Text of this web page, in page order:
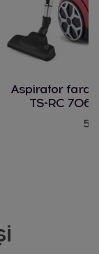
Aspirator fara
TS-RC 706